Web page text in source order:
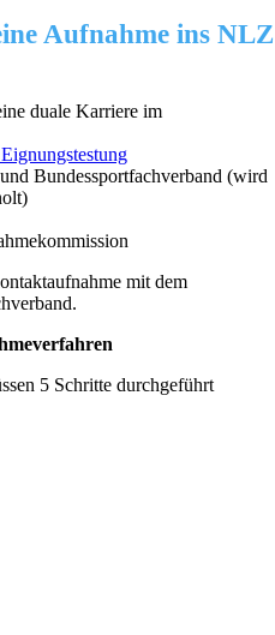
Aufnahme ins NLZ
duale Karriere im
Bundessportfachverband (wird
mit dem
5 Schritte durchgeführt